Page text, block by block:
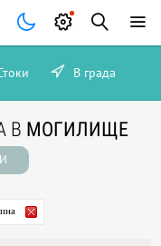
В града
В МОГИЛИЩЕ